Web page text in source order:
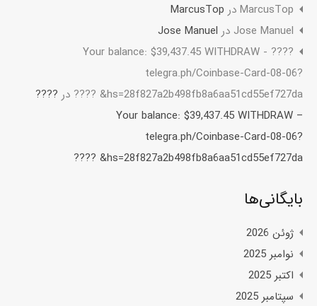
MarcusTop در MarcusTop
Jose Manuel در Jose Manuel
????️ Your balance: $39,437.45 WITHDRAW -
telegra.ph/Coinbase-Card-08-06?
hs=28f827a2b498fb8a6aa51cd55ef727da& ????️
در ????️
Your balance: $39,437.45 WITHDRAW –
telegra.ph/Coinbase-Card-08-06?
hs=28f827a2b498fb8a6aa51cd55ef727da& ????️
بایگانی‌ها
ژوئن 2026
نوامبر 2025
اکتبر 2025
سپتامبر 2025